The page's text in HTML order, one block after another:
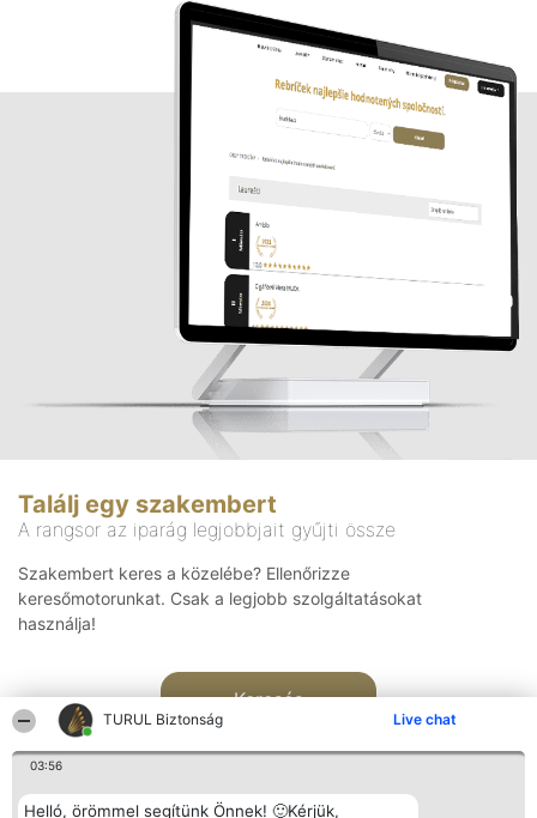
TURUL Biztonság Live chat
03:56
Helló, örömmel segítünk Önnek! 🙂Kérjük,
Találj egy szakembert
A rangsor az iparág legjobbjait gyűjti össze
Szakembert keres a közelébe? Ellenőrizze
keresőmotorunkat. Csak a legjobb szolgáltatásokat
használja!
Keresés